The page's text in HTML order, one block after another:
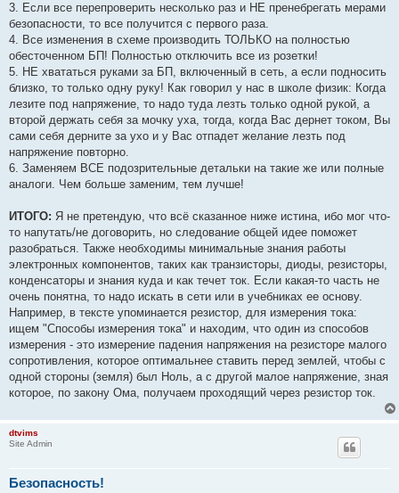
3. Если все перепроверить несколько раз и НЕ пренебрегать мерами
безопасности, то все получится с первого раза.
4. Все изменения в схеме производить ТОЛЬКО на полностью
обесточенном БП! Полностью отключить все из розетки!
5. НЕ хвататься руками за БП, включенный в сеть, а если подносить
близко, то только одну руку! Как говорил у нас в школе физик: Когда
лезите под напряжение, то надо туда лезть только одной рукой, а
второй держать себя за мочку уха, тогда, когда Вас дернет током, Вы
сами себя дерните за ухо и у Вас отпадет желание лезть под
напряжение повторно.
6. Заменяем ВСЕ подозрительные детальки на такие же или полные
аналоги. Чем больше заменим, тем лучше!
ИТОГО: Я не претендую, что всё сказанное ниже истина, ибо мог что-
то напутать/не договорить, но следование общей идее поможет
разобраться. Также необходимы минимальные знания работы
электронных компонентов, таких как транзисторы, диоды, резисторы,
конденсаторы и знания куда и как течет ток. Если какая-то часть не
очень понятна, то надо искать в сети или в учебниках ее основу.
Например, в тексте упоминается резистор, для измерения тока:
ищем "Способы измерения тока" и находим, что один из способов
измерения - это измерение падения напряжения на резисторе малого
сопротивления, которое оптимальнее ставить перед землей, чтобы с
одной стороны (земля) был Ноль, а с другой малое напряжение, зная
которое, по закону Ома, получаем проходящий через резистор ток.
dtvims
Site Admin
Безопасность!